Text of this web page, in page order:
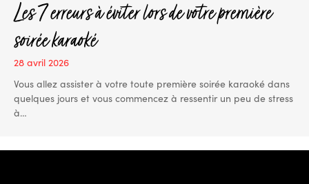
Les 7 erreurs à éviter lors de votre première
soirée karaoké
28 avril 2026
Vous allez assister à votre toute première soirée karaoké dans
quelques jours et vous commencez à ressentir un peu de stress
à…